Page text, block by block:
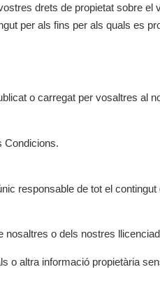
drets de propietat sobre el
per als fins per als quals es
o carregat per vosaltres al
Condicions.
responsable de tot el
nosaltres o dels nostres
o altra informació propietària